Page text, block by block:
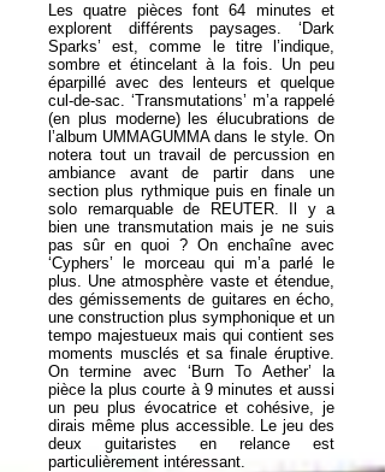
Les quatre pièces font 64 minutes et
explorent différents paysages. ‘Dark
Sparks’ est, comme le titre l’indique,
sombre et étincelant à la fois. Un peu
éparpillé avec des lenteurs et quelque
cul-de-sac. ‘Transmutations’ m’a rappelé
(en plus moderne) les élucubrations de
l’album UMMAGUMMA dans le style. On
notera tout un travail de percussion en
ambiance avant de partir dans une
section plus rythmique puis en finale un
solo remarquable de REUTER. Il y a
bien une transmutation mais je ne suis
pas sûr en quoi ? On enchaîne avec
‘Cyphers’ le morceau qui m’a parlé le
plus. Une atmosphère vaste et étendue,
des gémissements de guitares en écho,
une construction plus symphonique et un
tempo majestueux mais qui contient ses
moments musclés et sa finale éruptive.
On termine avec ‘Burn To Aether’ la
pièce la plus courte à 9 minutes et aussi
un peu plus évocatrice et cohésive, je
dirais même plus accessible. Le jeu des
deux guitaristes en relance est
particulièrement intéressant.